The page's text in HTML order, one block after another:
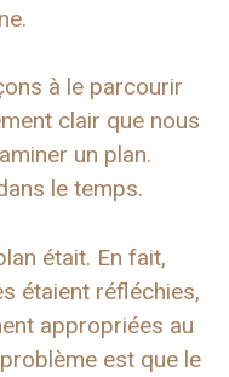
à le parcourir
clair que nous
un plan.
le temps.
était. En fait,
étaient réfléchies,
appropriées au
est que le